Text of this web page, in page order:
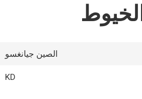
الخيوط
الصين جيانغسو
KD